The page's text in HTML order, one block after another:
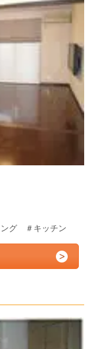
ング ＃キッチン